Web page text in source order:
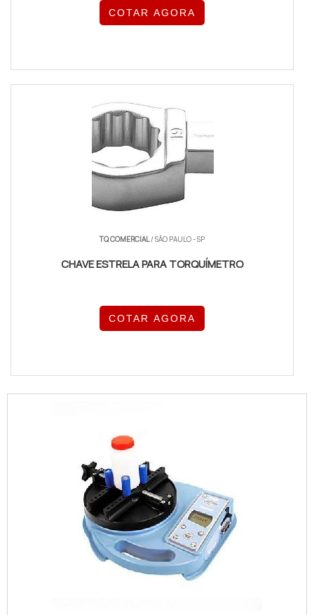
COTAR AGORA
TQ COMERCIAL/ SÃO PAULO - SP
CHAVE ESTRELA PARA TORQUÍMETRO
COTAR AGORA